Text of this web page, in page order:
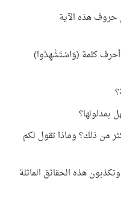
هذه الآية
كلمة (وَاسْتَشْهِدُوا)
بمدلولها؟
من ذلك؟ وماذا تقول لكم
هذه الحقائق الماثلة